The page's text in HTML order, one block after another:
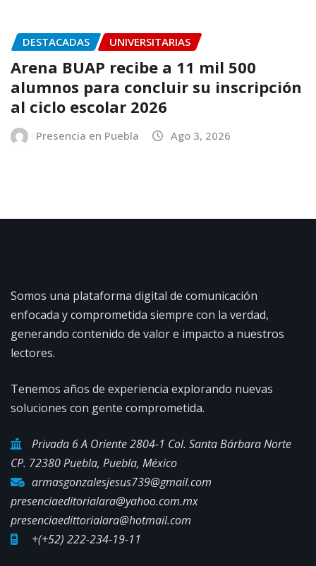
DESTACADAS UNIVERSITARIAS
Arena BUAP recibe a 11 mil 500
alumnos para concluir su inscripción
al ciclo escolar 2026
Presencia en Puebla Ago 3, 2026
Somos una plataforma digital de comunicación
enfocada y comprometida siempre con la verdad,
generando contenido de valor e impacto a nuestros
lectores.
Tenemos años de experiencia explorando nuevas
soluciones con gente comprometida.
Privada 6 A Oriente 2804-1 Col. Santa Bárbara Norte
CP. 72380 Puebla, Puebla, México
armasgonzalesjesus739@gmail.com
presenciaeditorialara@yahoo.com.mx
presenciaedittorialara@hotmail.com
+(+52) 222-234-19-11